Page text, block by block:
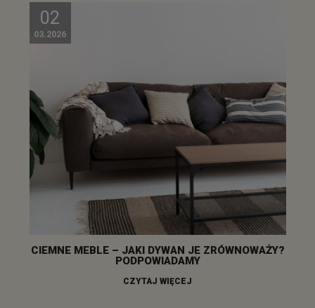
02
03.2026
CIEMNE MEBLE – JAKI DYWAN JE ZRÓWNOWAŻY?
PODPOWIADAMY
CZYTAJ WIĘCEJ